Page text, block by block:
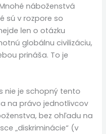
náboženstvá
sú v rozpore so
len o otázku
globálnu civilizáciu,
prináša. To je
nie je schopný tento
na právo jednotlivcov
bez ohľadu na
„diskriminácie“ (v